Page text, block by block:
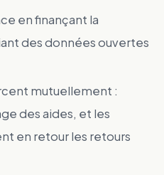
en finançant la
des données ouvertes
mutuellement :
des aides, et les
en retour les retours